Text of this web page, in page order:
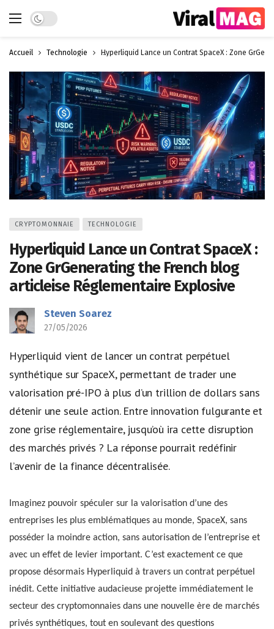
Dark mode
Accueil Technologie Hyperliquid Lance un Contrat SpaceX : Zone
CRYPTOMONNAIE TECHNOLOGIE
Hyperliquid Lance un Contrat SpaceX :
Zone GrGenerating the French blog
articleise Réglementaire Explosive
Steven Soarez
27/05/2026
Hyperliquid vient de lancer un contrat perpétuel
synthétique sur SpaceX, permettant de trader une
valorisation pré-IPO à plus d’un trillion de dollars sans
détenir une seule action. Entre innovation fulgurante et
zone grise réglementaire, jusqu’où ira cette disruption
des marchés privés ? La réponse pourrait redéfinir
l’avenir de la finance décentralisée.
Imaginez pouvoir spéculer sur la valorisation d’une des
entreprises les plus emblématiques au monde, SpaceX, sans
posséder la moindre action, sans autorisation de l’entreprise et
avec un effet de levier important. C’est exactement ce que
propose désormais Hyperliquid à travers un contrat perpétuel
inédit. Cette initiative audacieuse projette immédiatement le
secteur des cryptomonnaies dans une nouvelle ère de marchés
privés synthétiques, tout en soulevant des questions